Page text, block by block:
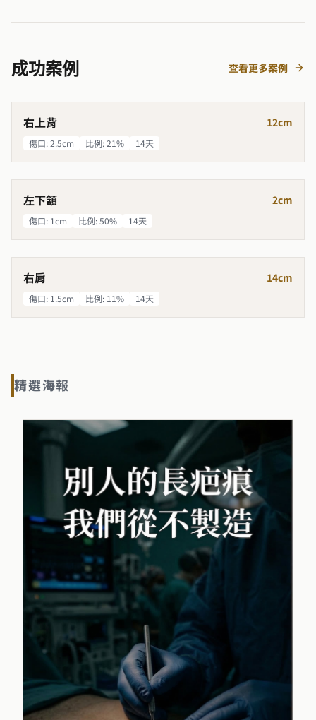
成功案例 查看更多案例
術前
右上背 12cm
傷口:2.5cm 比例:21%
14天
術前
術前
左下頷 2cm
傷口: 1cm 比例:50%
14天
術前
術前
右肩 14cm
傷口: 1.5cm 比例: 11% 14天
精選海報